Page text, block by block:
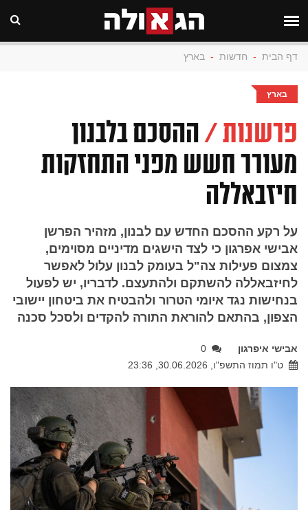
דף הבית - חדשות - בארץ
בארץ
פרשנות / ההסכם בלבנון
מעורר חשש מפני התחזקות
חיזבאללה
על רקע ההסכם החדש עם לבנון, מזהיר הפרשן
אבישי אפרגון כי לצד הישגים מדיניים מסוימים,
צמצום פעילות צה"ל בעומק לבנון עלול לאפשר
לחיזבאללה להשתקם ולהתעצם. לדבריו, יש לפעול
בנחישות נגד איומי הטרור ולהבטיח את ביטחון יישובי
הצפון, בהתאם להוראת התורה להקדים ולסכל סכנה
אבישי איפרגון
0
ט"ו תמוז התשפ"ו, 30.06.2026, 23:36